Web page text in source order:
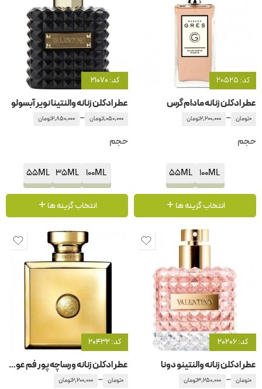
کد: 20525
عطر ادکلن زنانه مادام گرس
0تومان –
2,200,000تومان
حجم
100ML
55ML
انتخاب گزینه ها
کد: 21070
عطر ادکلن زنانه والنتینا نویر آبسولو
1,050,000تومان –
2,850,000تومان
حجم
100ML
35ML
55ML
انتخاب گزینه ها
کد: 20206
عطر ادکلن زنانه والنتینو دونا
0تومان –
3,250,000تومان
کد: 20432
عطر ادکلن زنانه ورساچه پور فم عود اورینتال
0تومان –
2,200,000تومان